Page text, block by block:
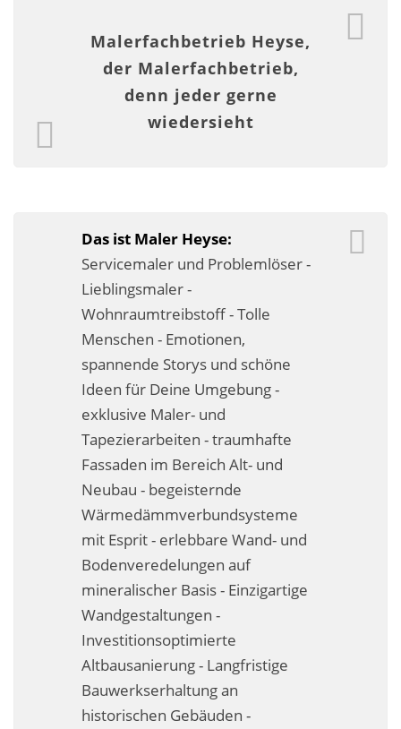
Wärmedämmung / WDVS
Service ›
Entspannter Urlaubsservice
Meine gute Empfehlung
Arbeitsbühne mieten
Heyse Lifestyle
Kontakt
Navigation schließen
Malerfachbetrieb Heyse,
der Malerfachbetrieb,
denn jeder gerne
wiedersieht
Das ist Maler Heyse:
Servicemaler und Problemlöser -
Lieblingsmaler -
Wohnraumtreibstoff - Tolle
Menschen - Emotionen,
spannende Storys und schöne
Ideen für Deine Umgebung -
exklusive Maler- und
Tapezierarbeiten - traumhafte
Fassaden im Bereich Alt- und
Neubau - begeisternde
Wärmedämmverbundsysteme
mit Esprit - erlebbare Wand- und
Bodenveredelungen auf
mineralischer Basis - Einzigartige
Wandgestaltungen -
Investitionsoptimierte
Altbausanierung - Langfristige
Bauwerkserhaltung an
historischen Gebäuden -